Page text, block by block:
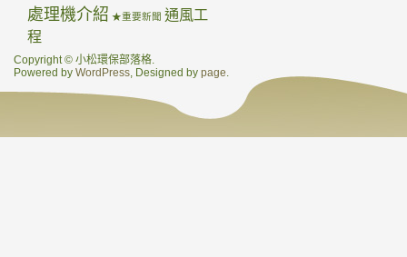
處理機介紹 ★重要新聞 通風工
程
Copyright © 小松環保部落格.
Powered by WordPress, Designed by page.